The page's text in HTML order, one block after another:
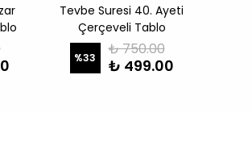
Tevbe Suresi 40. Ayeti
Çerçeveli Tablo
%33 ₺ 750.00
₺ 499.00